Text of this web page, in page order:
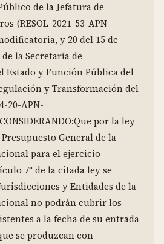
de la Jefatura de
(RESOL-2021-53-APN-
y 20 del 15 de
la Secretaría de
Estado y Función Pública del
y Transformación del
20-APN-
por la ley
Presupuesto General de la
para el ejercicio
7° de la citada ley se
y Entidades de la
no podrán cubrir los
a la fecha de su entrada
se produzcan con